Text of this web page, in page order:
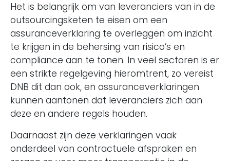
Het is belangrijk om van leveranciers van in de
outsourcingsketen te eisen om een
assuranceverklaring te overleggen om inzicht
te krijgen in de behersing van risico’s en
compliance aan te tonen. In veel sectoren is er
een strikte regelgeving hieromtrent, zo vereist
DNB dit dan ook, en assuranceverklaringen
kunnen aantonen dat leveranciers zich aan
deze en andere regels houden.
Daarnaast zijn deze verklaringen vaak
onderdeel van contractuele afspraken en